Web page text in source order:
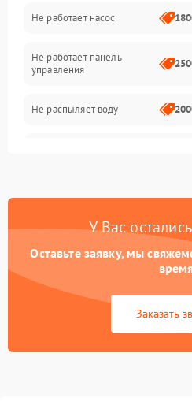
Вода
Гигиена
Программное обеспечение
Не работает насос
Не работает панель
управления
Не распыляет воду
Проблемы с набором
Не работает сушилка
Сбои в работе таймера
У Вас
Оставьте заявку, мы
Заказать